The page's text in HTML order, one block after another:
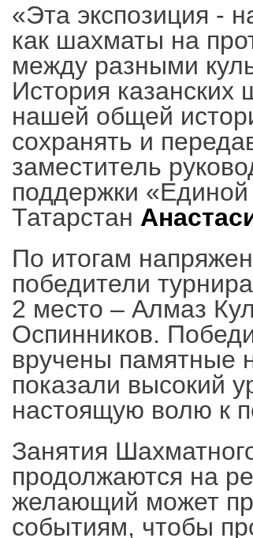
«Эта экспозиция -
как шахматы на
между разными
История казанских
нашей общей
сохранять и
заместитель
поддержки
Татарстан
По итогам
победители
2 место – Алмаз
Оспинников.
вручены памятные
показали высокий
настоящую волю к
Занятия
продолжаются на
желающий может
событиям, чтобы